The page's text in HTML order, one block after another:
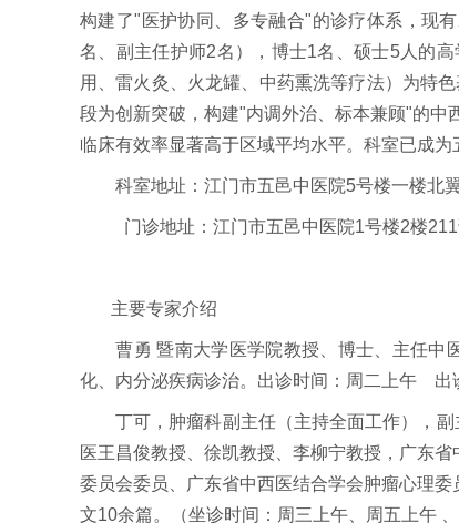
构建了"医护协同、多专融合"的诊疗体系，现
名、副主任护师2名），博士1名、硕士5人的
用、雷火灸、火龙罐、中药熏洗等疗法）为特
段为创新突破，构建"内调外治、标本兼顾"的中
临床有效率显著高于区域平均水平。科室已成为
科室地址：江门市五邑中医院5号楼一楼北
门诊地址：江门市五邑中医院1号楼2楼211
主要专家介绍
曹勇 暨南大学医学院教授、博士、主任中医
化、内分泌疾病诊治。出诊时间：周二上午
丁可，肿瘤科副主任（主持全面工作），副
医王昌俊教授、徐凯教授、李柳宁教授，广东
委员会委员、广东省中西医结合学会肿瘤心理
文10余篇。（坐诊时间：周三上午、周五上午